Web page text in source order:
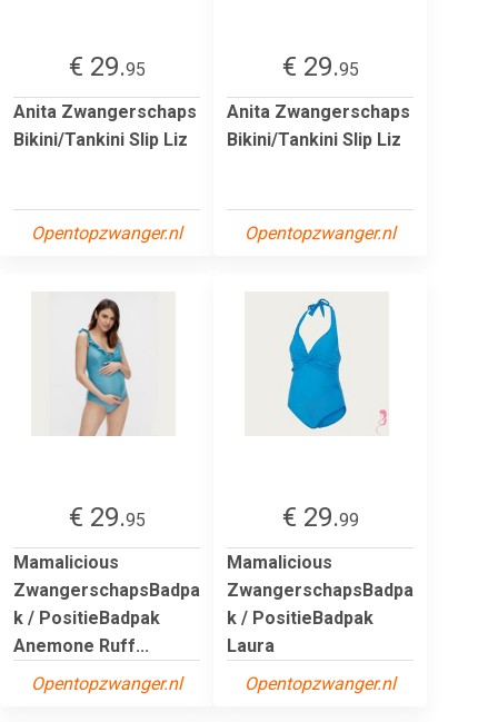
€ 29.95
Anita Zwangerschaps
Bikini/Tankini Slip Liz
Opentopzwanger.nl
€ 29.95
Anita Zwangerschaps
Bikini/Tankini Slip Liz
Opentopzwanger.nl
€ 29.95
Mamalicious
ZwangerschapsBadpa
k / PositieBadpak
Anemone Ruff...
Opentopzwanger.nl
€ 29.99
Mamalicious
ZwangerschapsBadpa
k / PositieBadpak
Laura
Opentopzwanger.nl